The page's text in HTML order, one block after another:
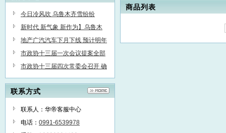
今日冷风吹 乌鲁木齐雪纷纷
新时代 新气象 新作为】乌鲁木
齐“飞地经济”蓄势起飞
地产广汽汽车下月下线 预计明年
3月在乌市销售
市政协十三届一次会议提案全部
办复
市政协十三届四次常委会召开 确
定明年1月上旬召开市政协十三届
委员会第三次会议
联系方式
联系人：华帝客服中心
电话： 0991-6539978
商品列表